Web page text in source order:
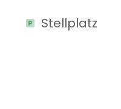
Stellplatz